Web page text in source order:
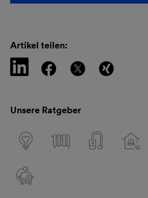
Kurz-
Artikel teilen:
Unsere Ratgeber